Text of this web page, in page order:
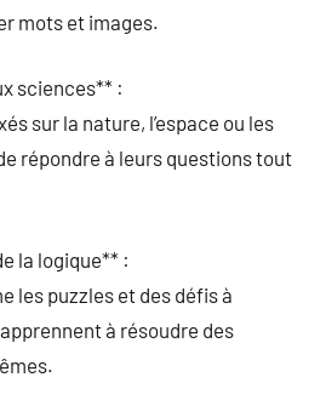
mots et images.
sciences** :
sur la nature, l’espace ou les
répondre à leurs questions tout
la logique** :
les puzzles et des défis à
à résoudre des